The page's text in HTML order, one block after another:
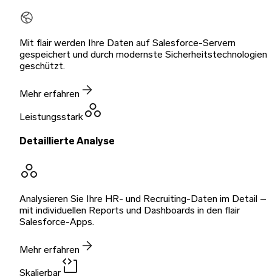
Mit flair werden Ihre Daten auf Salesforce-Servern
gespeichert und durch modernste Sicherheitstechnologien
geschützt.
Mehr erfahren
Leistungsstark
Detaillierte Analyse
Analysieren Sie Ihre HR- und Recruiting-Daten im Detail –
mit individuellen Reports und Dashboards in den flair
Salesforce-Apps.
Mehr erfahren
Skalierbar